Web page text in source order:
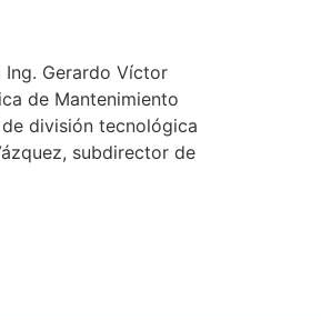
Ing. Gerardo Víctor
de Mantenimiento
división tecnológica
subdirector de